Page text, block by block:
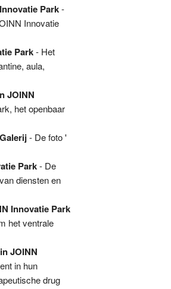
Park-
Innovatie
Park- Het
aula,
JOINN
het openbaar
- De foto '
Park- De
diensten en
Innovatie Park
het ventrale
JOINN
in hun
drug